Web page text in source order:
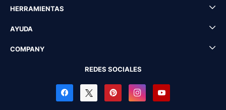
HERRAMIENTAS
AYUDA
COMPANY
REDES SOCIALES